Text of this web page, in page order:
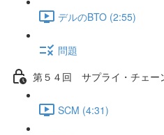
デルのBTO (2:55)
問題
第５４回 サプライ・チェー
SCM (4:31)